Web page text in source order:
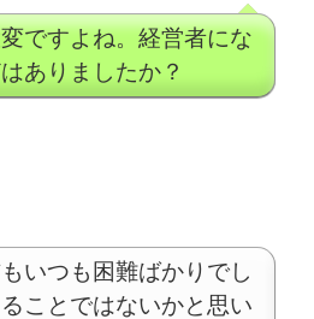
ですよね。経営者にな
ありましたか？
いつも困難ばかりでし
ことではないかと思い